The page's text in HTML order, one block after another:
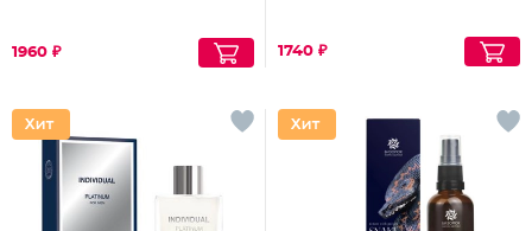
1960 ₽ 1740 ₽